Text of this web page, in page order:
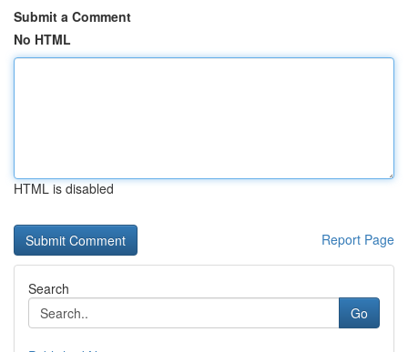
Submit a Comment
No HTML
HTML is disabled
Report Page
Search
Go